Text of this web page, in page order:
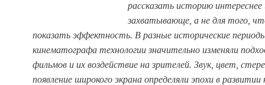
рассказать историю интереснее
захватывающе, а не для того,
показать эффектность. В разные исторические
кинематографа технологии значительно изменяли
фильмов и их воздействие на зрителей. Звук, цвет,
появление широкого экрана определяли эпохи в развитии